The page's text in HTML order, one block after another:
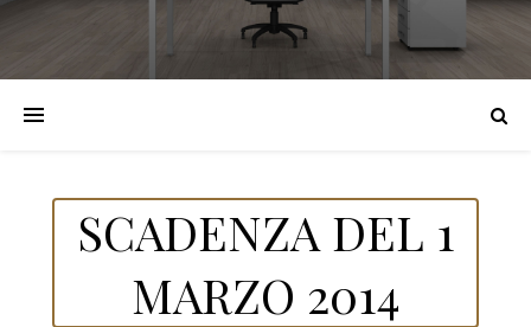
SCADENZA DEL 1
MARZO 2014